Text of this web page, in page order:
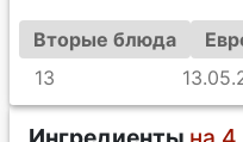
Вторые блюда
13